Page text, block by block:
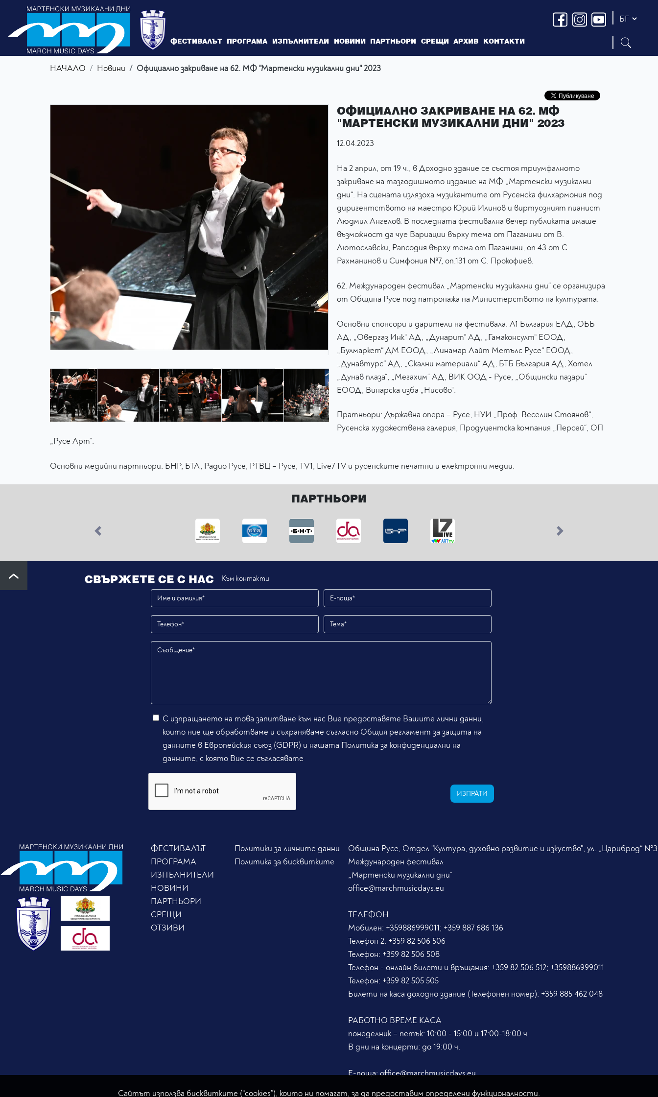
ФЕСТИВАЛЪТ ПРОГРАМА ИЗПЪЛНИТЕЛИ НОВИНИ ПАРТНЬОРИ СРЕЩИ АРХИВ КОНТАКТИ
НАЧАЛО Новини Официално закриване на 62. МФ "Мартенски музикални дни" 2023
ОФИЦИАЛНО ЗАКРИВАНЕ НА 62. МФ
"МАРТЕНСКИ МУЗИКАЛНИ ДНИ" 2023
12.04.2023
На 2 април, от 19 ч., в Доходно здание се състоя триумфалното
закриване на тазгодишното издание на МФ „Мартенски музикални
дни“. На сцената излязоха музикантите от Русенска филхармония под
диригентството на маестро Юрий Илинов и виртуозният пианист
Людмил Ангелов. В последната фестивална вечер публиката имаше
възможност да чуе Вариации върху тема от Паганини от В.
Лютославски, Рапсодия върху тема от Паганини, оп.43 от С.
Рахманинов и Симфония №7, оп.131 от С. Прокофиев.
62. Международен фестивал „Мартенски музикални дни“ се организира
от Община Русе под патронажа на Министерството на културата.
Основни спонсори и дарители на фестивала: А1 България ЕАД, ОББ
АД, „Овергаз Инк“ АД, „Дунарит“ АД, „Гамаконсулт“ ЕООД,
„Булмаркет“ ДМ ЕООД, „Линамар Лайт Метълс Русе“ ЕООД,
„Дунавтурс“ АД, „Скални материали“ АД, БТБ България АД, Хотел
„Дунав плаза“, „Мегахим“ АД, ВИК ООД - Русе, „Общински пазари“
ЕООД, Винарска изба „Нисово“.
Пратньори: Държавна опера – Русе, НУИ „Проф. Веселин Стоянов“,
Русенска художествена галерия, Продуцентска компания „Персей“, ОП
„Русе Арт“.
Основни медийни партньори: БНР, БТА, Радио Русе, РТВЦ – Русе, TV1, Live7 TV и русенските печатни и електронни медии.
ПАРТНЬОРИ
Previous Next
Сайтът използва бисквитките (“cookies”), които ни помагат, за да предоставим определени функционалности.
СВЪРЖЕТЕ СЕ С НАС Към контакти
С изпращането на това запитване към нас Вие предоставяте Вашите лични данни,
които ние ще обработваме и съхраняваме съгласно Общия регламент за защита на
данните в Европейския съюз (GDPR) и нашата Политика за конфиденциални на
данните, с която Вие се съгласявате
ИЗПРАТИ
ФЕСТИВАЛЪТ
ПРОГРАМА
ИЗПЪЛНИТЕЛИ
НОВИНИ
ПАРТНЬОРИ
СРЕЩИ
ОТЗИВИ
Политики за личните данни
Политика за бисквитките
Община Русе, Отдел "Култура, духовно развитие и изкуство", ул. „Цариброд“ №3
Международен фестивал
„Мартенски музикални дни“
office@marchmusicdays.eu
ТЕЛЕФОН
Мобилен: +359886999011; +359 887 686 136
Телефон 2: +359 82 506 506
Телефон: +359 82 506 508
Телефон - онлайн билети и връщания: +359 82 506 512; +359886999011
Телефон: +359 82 505 505
Билети на каса доходно здание (Телефонен номер): +359 885 462 048
РАБОТНО ВРЕМЕ КАСА
понеделник – петък: 10:00 - 15:00 и 17:00-18:00 ч.
В дни на концерти: до 19:00 ч.
Е-поща:office@marchmusicdays.eu